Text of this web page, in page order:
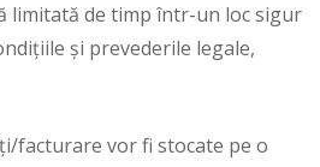
limitată de timp într-un loc sigur
şi prevederile legale,
facturare vor fi stocate pe o